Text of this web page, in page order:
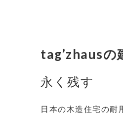
tag’zhausの
永く残す
日本の木造住宅の耐